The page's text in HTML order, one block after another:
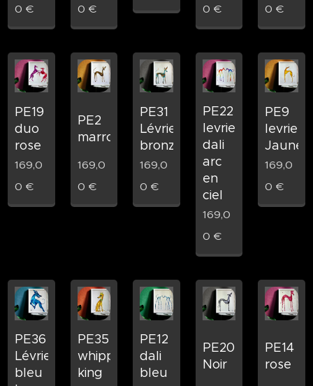
0 €
0 €
0 €
0 €
PE19
duo
rose
169,0
0 €
PE2
marron
169,0
0 €
PE31
Lévrier
bronze
169,0
0 €
PE22
levrier
dali
arc
en
ciel
169,0
0 €
PE9
levrier
Jaune
169,0
0 €
PE36
Lévrier
bleu
PE35
whippet
king
PE12
dali
bleu
PE20
Noir
PE14
rose